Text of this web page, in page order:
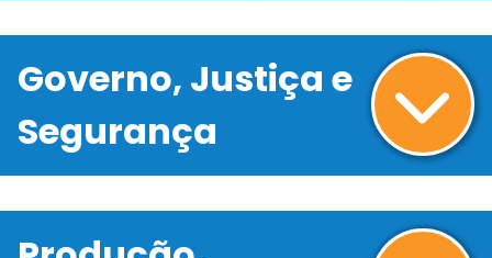
Governo, Justiça e
Segurança